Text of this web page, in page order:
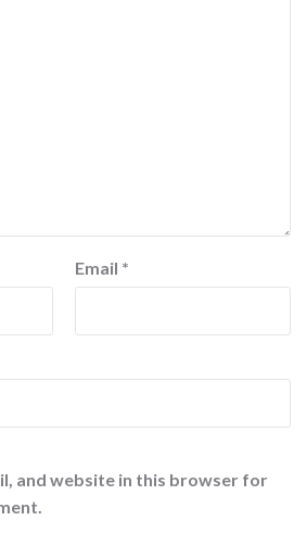
Email *
and website in this browser for